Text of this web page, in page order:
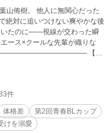
山侑樹。 他人に無関心だった
絶対に追いつけない爽やかな後
ース×クールな先輩が織りな
プロット完成済み＆4万字超の
途中で更新が止まる心配はあ
さい。 ※【毎日18:00】に定時
件
体格差
第2回青春BLカップ
けを溺愛